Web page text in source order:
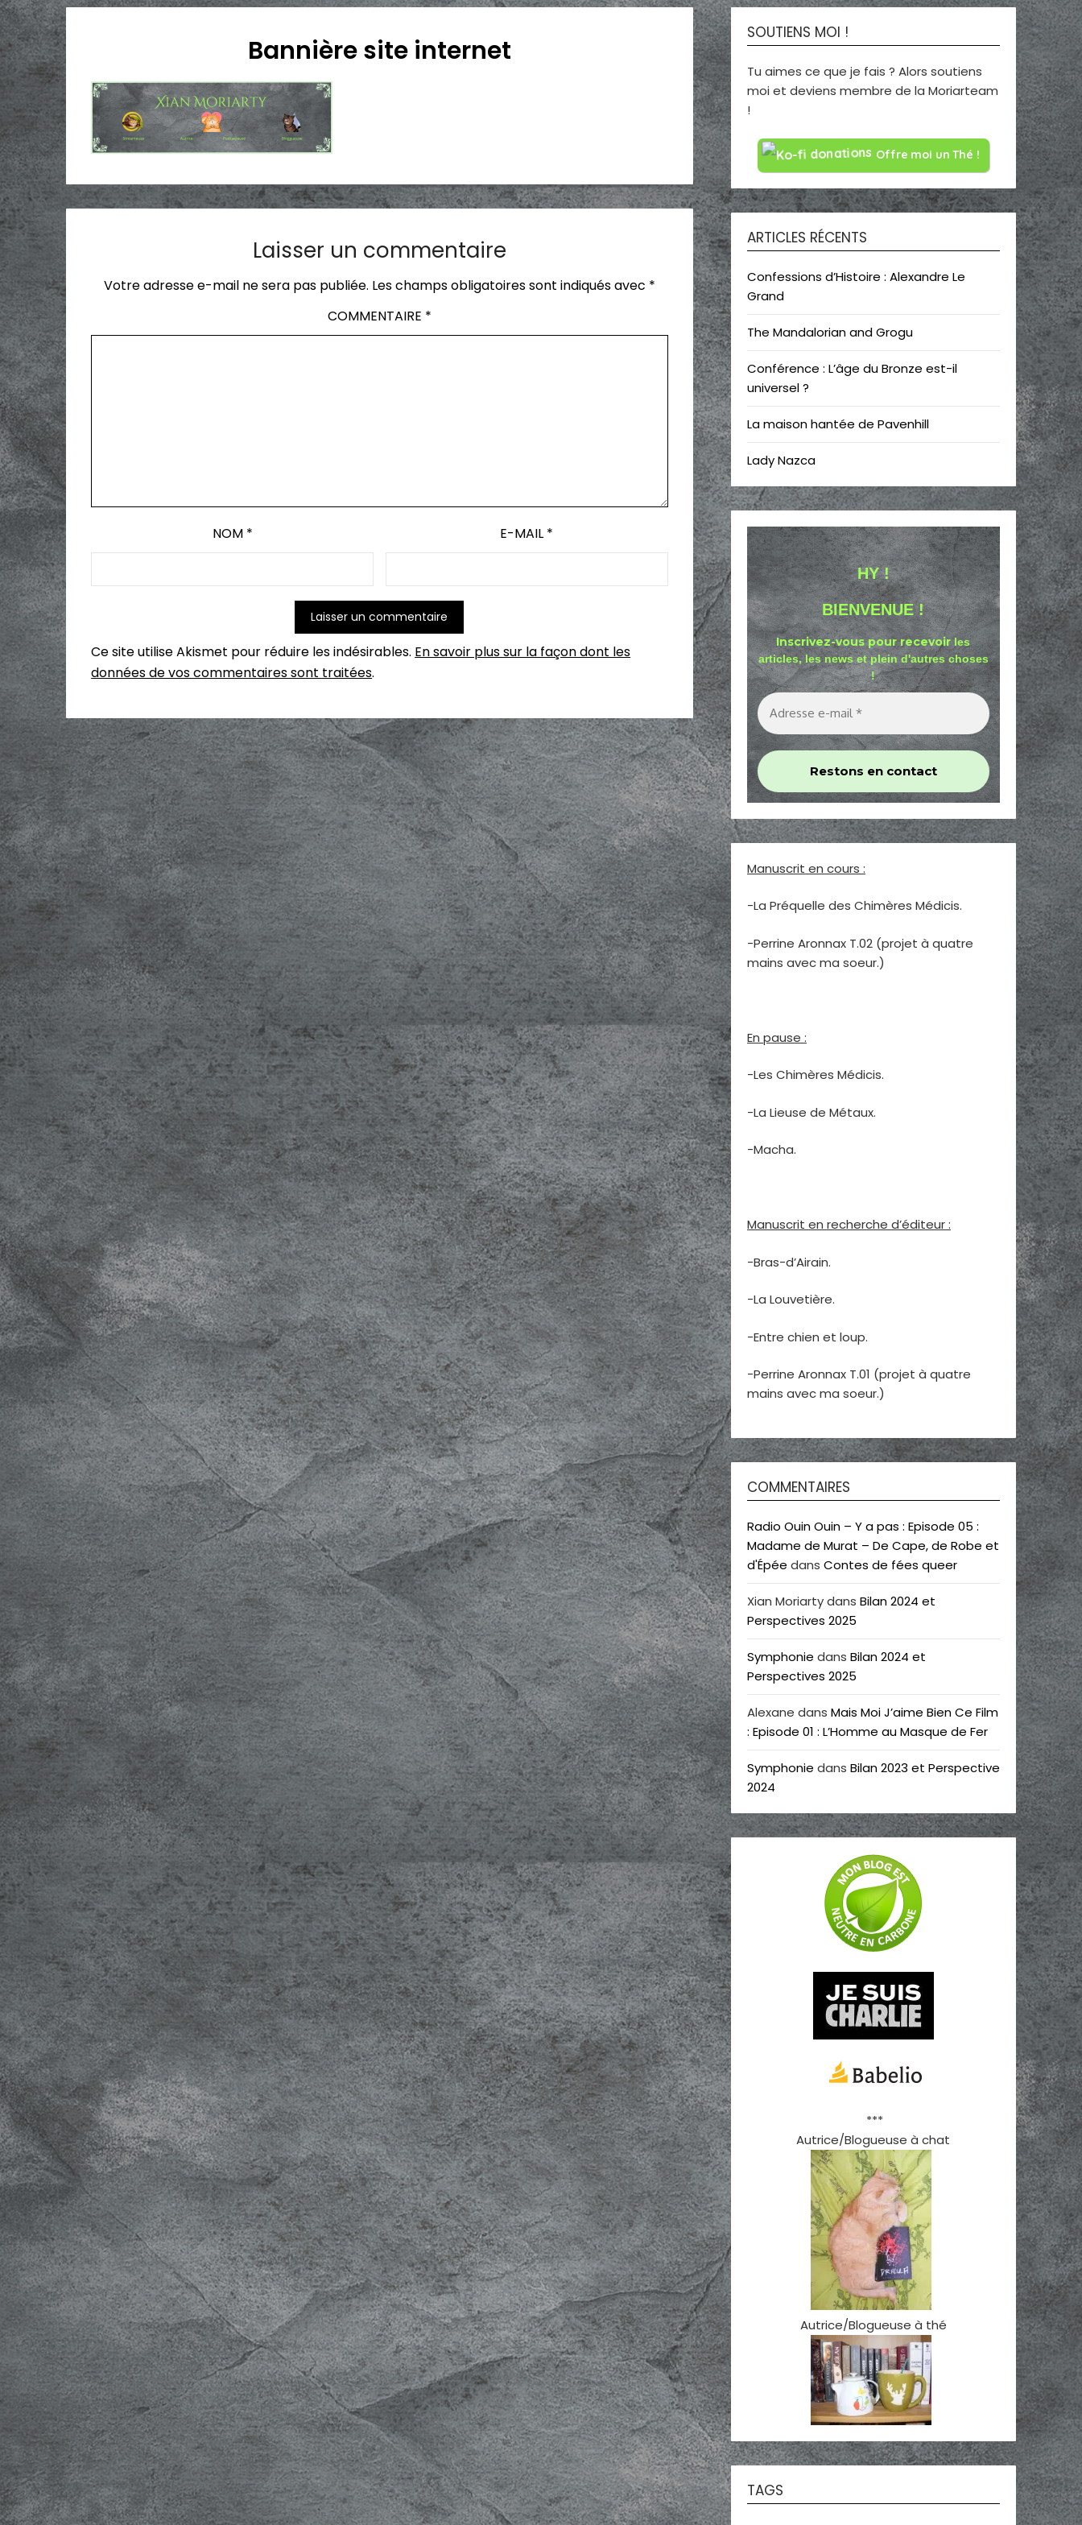
Bannière site internet
Laisser un commentaire
Votre adresse e-mail ne sera pas publiée. Les champs obligatoires sont indiqués avec *
COMMENTAIRE *
NOM * E-MAIL *
Ce site utilise Akismet pour réduire les indésirables. En savoir plus sur la façon dont les
données de vos commentaires sont traitées.
SOUTIENS MOI !
Tu aimes ce que je fais ? Alors soutiens
moi et deviens membre de la Moriarteam
!
Offre moi un Thé !
ARTICLES RÉCENTS
Confessions d’Histoire : Alexandre Le
Grand
The Mandalorian and Grogu
Conférence : L’âge du Bronze est-il
universel ?
La maison hantée de Pavenhill
Lady Nazca
HY !
BIENVENUE !
Inscrivez-vous pour recevoirles
articles, les news et plein d'autres choses
!
Manuscrit en cours :
-La Préquelle des Chimères Médicis.
-Perrine Aronnax T.02 (projet à quatre
mains avec ma soeur.)
En pause :
-Les Chimères Médicis.
-La Lieuse de Métaux.
-Macha.
Manuscrit en recherche d’éditeur :
-Bras-d’Airain.
-La Louvetière.
-Entre chien et loup.
-Perrine Aronnax T.01 (projet à quatre
mains avec ma soeur.)
COMMENTAIRES
Radio Ouin Ouin – Y a pas : Episode 05 :
Madame de Murat – De Cape, de Robe et
d'Épée dans Contes de fées queer
Xian Moriartydans Bilan 2024 et
Perspectives 2025
Symphonie dans Bilan 2024 et
Perspectives 2025
Alexane dans Mais Moi J’aime Bien Ce Film
: Episode 01 : L’Homme au Masque de Fer
Symphonie dans Bilan 2023 et Perspective
2024
***
Autrice/Blogueuse à chat
Autrice/Blogueuse à thé
TAGS